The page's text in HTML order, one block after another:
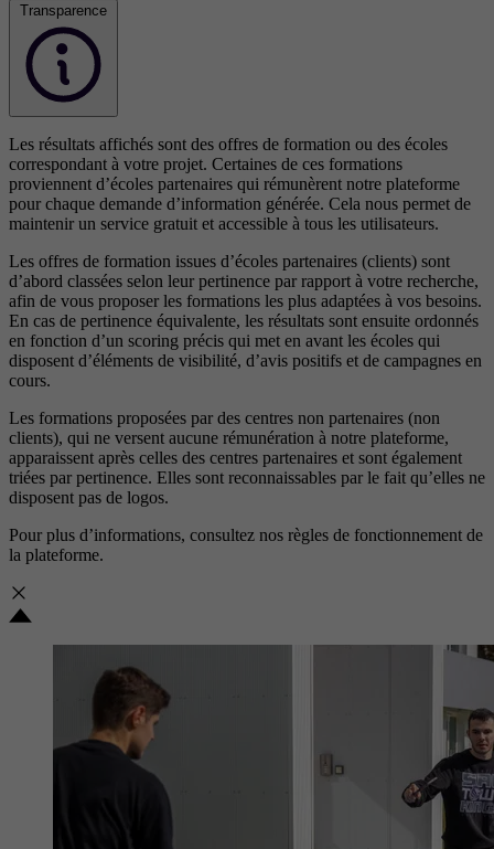
Transparence
Les résultats affichés sont des offres de formation ou des écoles
correspondant à votre projet. Certaines de ces formations
proviennent d’écoles partenaires qui rémunèrent notre plateforme
pour chaque demande d’information générée. Cela nous permet de
maintenir un service gratuit et accessible à tous les utilisateurs.
Les offres de formation issues d’écoles partenaires (clients) sont
d’abord classées selon leur pertinence par rapport à votre recherche,
afin de vous proposer les formations les plus adaptées à vos besoins.
En cas de pertinence équivalente, les résultats sont ensuite ordonnés
en fonction d’un scoring précis qui met en avant les écoles qui
disposent d’éléments de visibilité, d’avis positifs et de campagnes en
cours.
Les formations proposées par des centres non partenaires (non
clients), qui ne versent aucune rémunération à notre plateforme,
apparaissent après celles des centres partenaires et sont également
triées par pertinence. Elles sont reconnaissables par le fait qu’elles ne
disposent pas de logos.
Pour plus d’informations, consultez nos règles de fonctionnement de
la plateforme.